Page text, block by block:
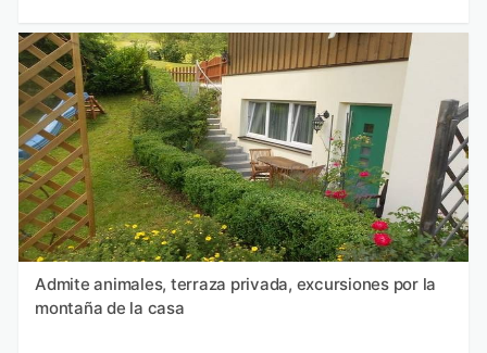
Admite animales, terraza privada, excursiones por la
montaña de la casa